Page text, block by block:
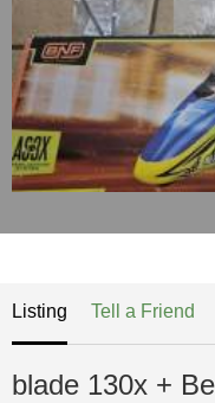
Listing Tell a Friend
blade 130x +